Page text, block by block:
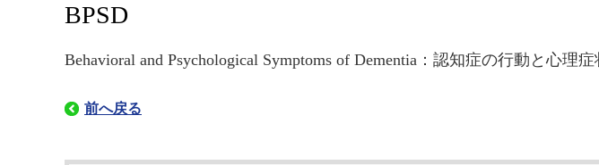
BPSD
Behavioral and Psychological Symptoms of Dementia：認知症の行動と心理症
前へ戻る